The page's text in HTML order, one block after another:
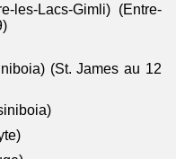
les-Lacs-Gimli) (Entre-
(St. James au 12